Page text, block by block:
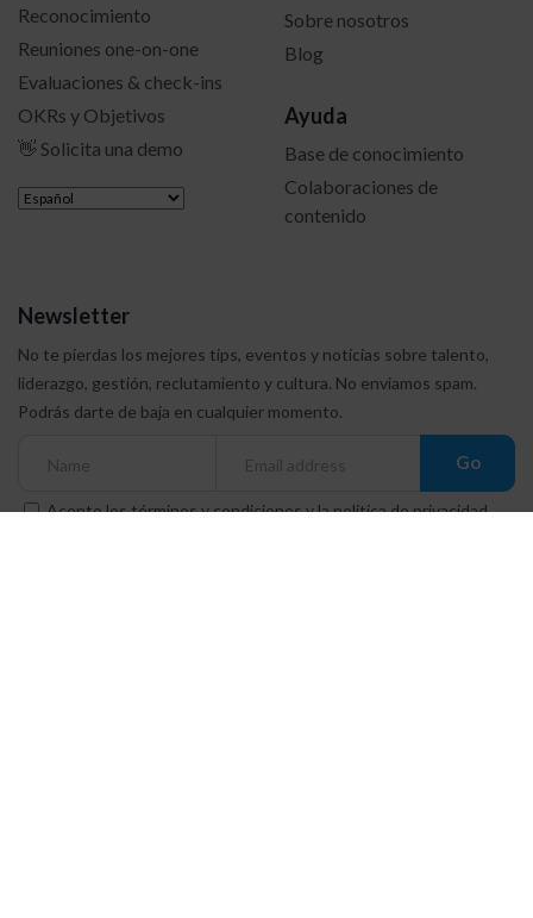
Reconocimiento
Reuniones one-on-one
Evaluaciones & check-ins
OKRs y Objetivos
👋 Solicita una demo
Sobre nosotros
Blog
Ayuda
Base de conocimiento
Colaboraciones de
contenido
Newsletter
No te pierdas los mejores tips, eventos y noticias sobre talento,
liderazgo, gestión, reclutamiento y cultura. No enviamos spam.
Podrás darte de baja en cualquier momento.
Acepto lostérminos y condicionesy lapolítica de privacidad
Go